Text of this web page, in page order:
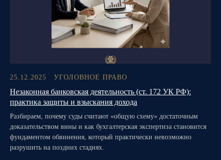
25.12.2025 УГОЛОВНОЕ ПРАВО
Незаконная банковская деятельность (ст. 172 УК РФ):
практика защиты и взыскания дохода
Разбираем, почему суды считают «общую схему» достаточным
доказательством вины и как бухгалтерская экспертиза становится
фундаментом обвинения, который практически невозможно
разрушить на поздних стадиях.